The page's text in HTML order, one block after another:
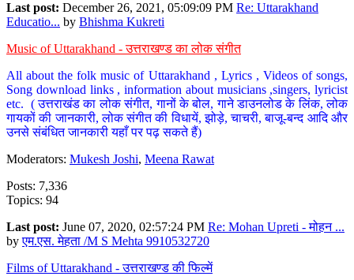
Last post: December 26, 2021, 05:09:09 PM Re: Uttarakhand
Educatio... by Bhishma Kukreti
Music of Uttarakhand - उत्तराखण्ड का लोक संगीत
All about the folk music of Uttarakhand , Lyrics , Videos of songs,
Song download links , information about musicians ,singers, lyricist
etc. ( उत्तराखंड का लोक संगीत, गानों के बोल, गाने डाउनलोड के लिंक, लोक
गायकों की जानकारी, लोक संगीत की विधायें, झोड़े, चाचरी, बाजू-बन्द आदि और
उनसे संबंधित जानकारी यहाँ पर पढ़ सकते हैं)
Moderators: Mukesh Joshi, Meena Rawat
Posts: 7,336
Topics: 94
Last post: June 07, 2020, 02:57:24 PM Re: Mohan Upreti - मोहन ...
byएम.एस. मेहता /M S Mehta 9910532720
Films of Uttarakhand - उत्तराखण्ड की फिल्में